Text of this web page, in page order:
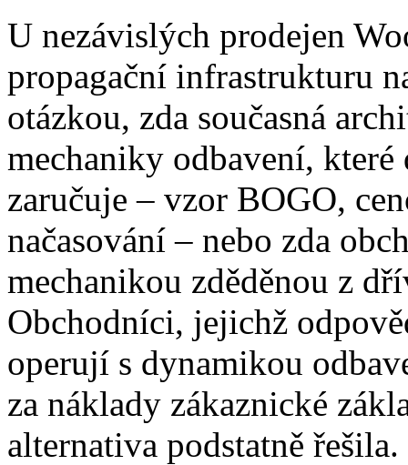
U nezávislých prodejen
propagační infrastrukturu
otázkou, zda současná
mechaniky odbavení,
zaručuje – vzor BOGO,
načasování – nebo zda
mechanikou zděděnou z
Obchodníci, jejichž
operují s dynamikou
za náklady zákaznické
alternativa podstatně řešila.